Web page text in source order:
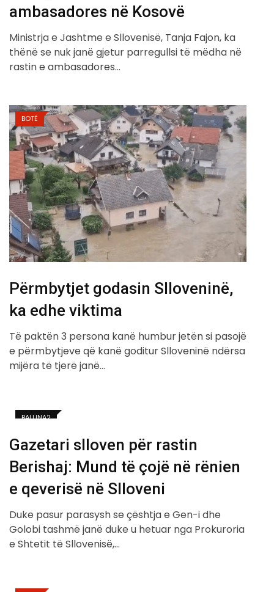
ambasadores në Kosovë
Ministrja e Jashtme e Sllovenisë, Tanja Fajon, ka
thënë se nuk janë gjetur parregullsi të mëdha në
rastin e ambasadores…
BOTË
Përmbytjet godasin Slloveninë,
ka edhe viktima
Të paktën 3 persona kanë humbur jetën si pasojë
e përmbytjeve që kanë goditur Slloveninë ndërsa
mijëra të tjerë janë…
BALLINA2
Gazetari slloven për rastin
Berishaj: Mund të çojë në rënien
e qeverisë në Slloveni
Duke pasur parasysh se çështja e Gen-i dhe
Golobi tashmë janë duke u hetuar nga Prokuroria
e Shtetit të Sllovenisë,…